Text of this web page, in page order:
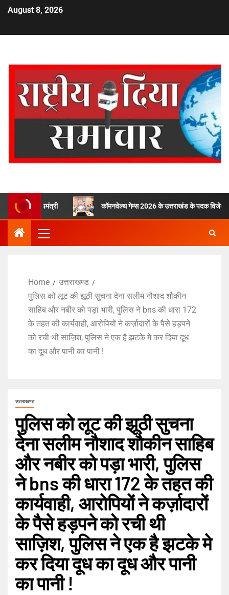
August 8, 2026
कॉमनवेल्थ गेम्स 2026 के उत्तराखंड के पदक विजेताओं और
Home
उत्तराखण्ड
पुलिस को लूट की झूठी सुचना देना सलीम नौशाद शौकीन
साहिब और नबीर को पड़ा भारी, पुलिस ने bns की धारा 172
के तहत की कार्यवाही, आरोपियों ने कर्ज़ादारों के पैसे हड़पने
को रची थी साज़िश, पुलिस ने एक है झटके मे कर दिया दूध
का दूध और पानी का पानी !
उत्तराखण्ड
पुलिस को लूट की झूठी सुचना
देना सलीम नौशाद शौकीन साहिब
और नबीर को पड़ा भारी, पुलिस
ने bns की धारा 172 के तहत की
कार्यवाही, आरोपियों ने कर्ज़ादारों
के पैसे हड़पने को रची थी
साज़िश, पुलिस ने एक है झटके मे
कर दिया दूध का दूध और पानी
का पानी !